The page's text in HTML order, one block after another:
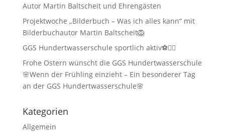
Autor Martin Baltscheit und Ehrengästen
Projektwoche „Bilderbuch – Was ich alles kann“ mit
Bilderbuchautor Martin Baltscheit🦁
GGS Hundertwasserschule sportlich aktiv⚽🏃‍♂️
Frohe Ostern wünscht die GGS Hundertwasserschule
🌸Wenn der Frühling einzieht – Ein besonderer Tag
an der GGS Hundertwasserschule🌸
Kategorien
Allgemein